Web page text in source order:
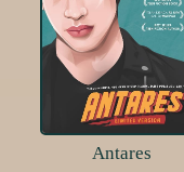
Antares